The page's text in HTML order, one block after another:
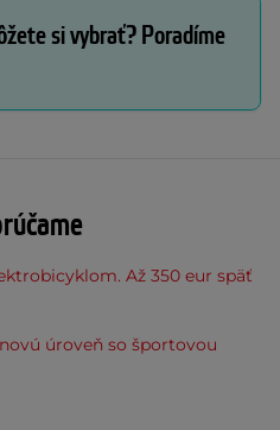
si vybrať? Poradíme
Až 350 eur späť
úroveň so športovou